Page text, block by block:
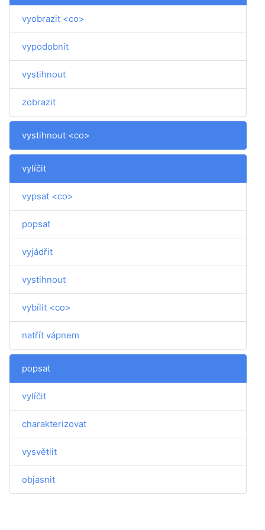
vyobrazit <co>
vypodobnit
vystihnout
zobrazit
vystihnout <co>
vylíčit
vypsat <co>
popsat
vyjádřit
vystihnout
vybílit <co>
natřít vápnem
popsat
vylíčit
charakterizovat
vysvětlit
objasnit